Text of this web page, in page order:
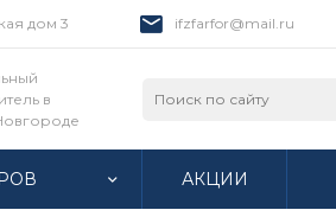
дом 3 ifzfarfor@mail.ru
в
АКЦИИ